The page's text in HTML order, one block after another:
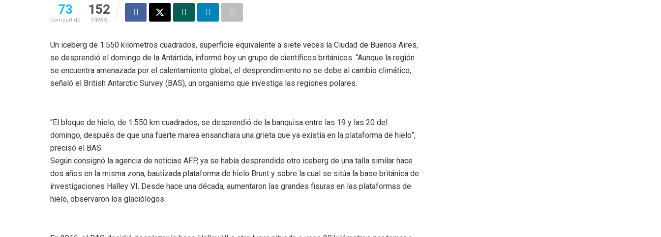
73
Compartido
152
VIEWS
Un iceberg de 1.550 kilómetros cuadrados, superficie equivalente a siete veces la Ciudad de Buenos Aires,
se desprendió el domingo de la Antártida, informó hoy un grupo de científicos británicos. “Aunque la región
se encuentra amenazada por el calentamiento global, el desprendimiento no se debe al cambio climático,
señaló el British Antarctic Survey (BAS), un organismo que investiga las regiones polares.
“El bloque de hielo, de 1.550 km cuadrados, se desprendió de la banquisa entre las 19 y las 20 del
domingo, después de que una fuerte marea ensanchara una grieta que ya existía en la plataforma de hielo”,
precisó el BAS.
Según consignó la agencia de noticias AFP, ya se había desprendido otro iceberg de una talla similar hace
dos años en la misma zona, bautizada plataforma de hielo Brunt y sobre la cual se sitúa la base británica de
investigaciones Halley VI. Desde hace una década, aumentaron las grandes fisuras en las plataformas de
hielo, observaron los glaciólogos.